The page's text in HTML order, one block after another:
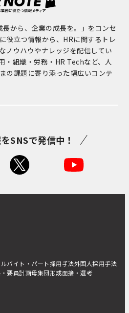
から、企業の成長を。」をコンセ
役立つ情報から、HRに関するトレ
ノウハウやナレッジを配信してい
・組織・労務・HR Techなど、人
の課題に寄り添った幅広いコンテ
SNSで発信中！
バイト・パート採用手法外国人採用手法
要員計画母集団形成面接・選考